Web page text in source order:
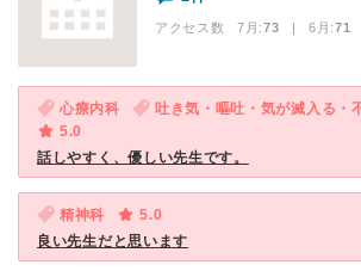
アクセス数 7月:73 | 6月:71
心療内科
吐き気・嘔吐・気が滅入る・
5.0
話しやすく、優しい先生です。
精神科
5.0
良い先生だと思います